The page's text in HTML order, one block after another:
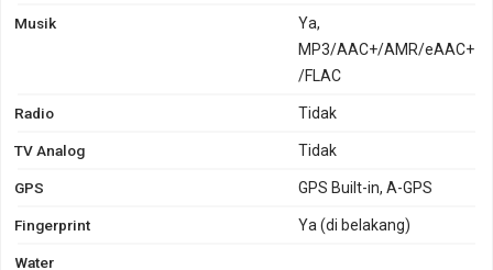
Musik
Ya,
MP3/AAC+/AMR/eAAC+
/FLAC
Radio Tidak
TV Analog Tidak
GPS GPS Built-in, A-GPS
Fingerprint Ya (di belakang)
Water